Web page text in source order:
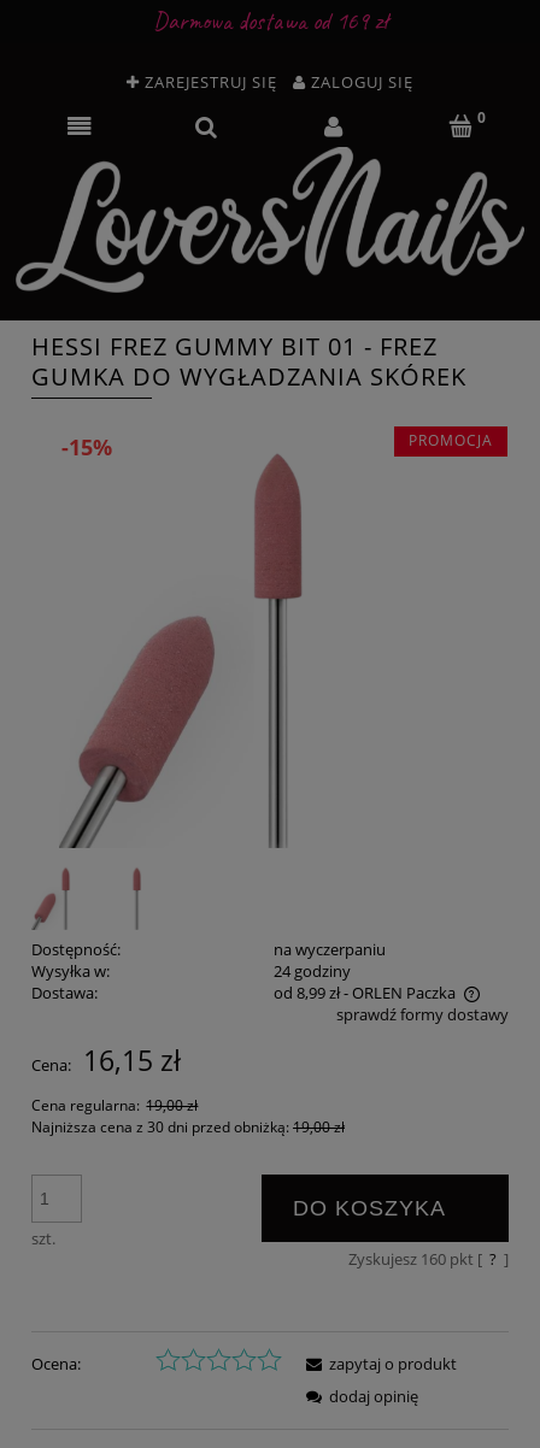
Darmowa dostawa od 169 zł
ZAREJESTRUJ SIĘ ZALOGUJ SIĘ
HESSI FREZ GUMMY BIT 01 - FREZ
GUMKA DO WYGŁADZANIA SKÓREK
PROMOCJA
-15%
Dostępność:
na wyczerpaniu
Wysyłka w:
24 godziny
Dostawa:
od 8,99 zł- ORLEN Paczka
Cena nie zawiera ewentualnych kosztów płatnościsprawdź formy dostawy
Cena: 16,15 zł
Cena regularna: 19,00 zł
Najniższa cena z 30 dni przed obniżką: 19,00 zł
szt.
DO KOSZYKA
Zyskujesz 160pkt [ ? ]
Ocena:
zapytaj o produkt
dodaj opinię